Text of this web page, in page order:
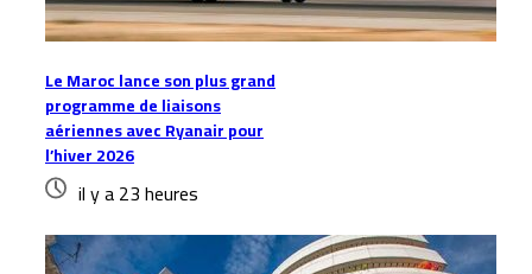
Le Maroc lance son plus grand
programme de liaisons
aériennes avec Ryanair pour
l’hiver 2026
il y a 23 heures